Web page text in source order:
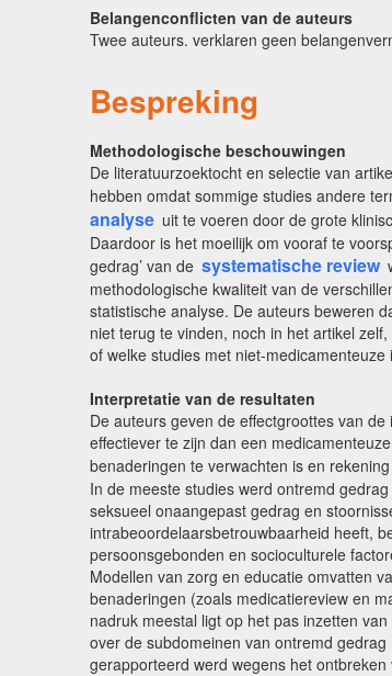
Belangenconflicten van de auteurs
Twee auteurs. verklaren geen
Bespreking
Methodologische beschouwingen
De literatuurzoektocht en selectie van
hebben omdat sommige studies andere
analyse uit te voeren door de grote
Daardoor is het moeilijk om vooraf te
gedrag’ van de systematische review
methodologische kwaliteit van de
statistische analyse. De auteurs beweren
niet terug te vinden, noch in het artikel
of welke studies met niet-
Interpretatie van de resultaten
De auteurs geven de effectgroottes van
effectiever te zijn dan een
benaderingen te verwachten is en
In de meeste studies werd ontremd
seksueel onaangepast gedrag en
intrabeoordelaarsbetrouwbaarheid heeft,
persoonsgebonden en socioculturele
Modellen van zorg en educatie omvatten
benaderingen (zoals medicatiereview en
nadruk meestal ligt op het pas inzetten
over de subdomeinen van ontremd
gerapporteerd werd wegens het ontbreken